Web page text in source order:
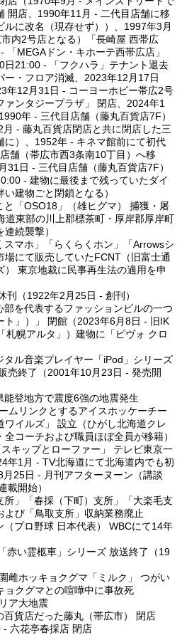
開店、1990年11月 - 二代目店舗に移
に改名（現存せず））、1997年3月
内2号店となる）「長崎屋 西帯広
MEGAドン・キホーテ西帯広店」
日21:00 - 「フクハラ」テナント退去
ー・フロア消滅、2023年12月17日
年12月31日 - コーヨーホビー帯広2号
ァンタジープラザ」 閉店、2024年1
年 - 三代目店舗（藤丸百貨店7F）
- 藤丸百貨店閉店と共に閉店した三
に）、1952年 - キネマ館前にて初代
舗（帯広市西3条南10丁目）へ移
31日 - 三代目店舗（藤丸百貨店7F）
- 建物に最後まで残っていたダイ
建物ごと閉鎖となる）
「OSO18」（雄ヒグマ） 捕獲・屠
東部の川上郡標茶町・厚岸郡厚岸町
続襲撃）
マホ」「らくらくホン」「Arrowsシ
場にて販売していたFCNT（旧富士通
） 東京地裁に民事再生法の適用を申
（1922年2月25日 - 創刊）
を代表するファッションビルの一つ
ト」）」 閉館（2023年6月8日 - 旧IK
札幌アルタ」）建物に「ピヴォ クロ
ル音楽プレイヤー「iPod」シリーズ
売終了（2001年10月23日 - 発売開
登地方で震度6強の地震発生
ムリンクとするアイスホッケーチー
ワイルズ」 設立（ひがし北海道クレ
コーチおよび職員ほぼ全員が移籍）
キップとローファー」 テレビ東京一
年1月 - TV北海道にて北海道内でも初
25日 - 月刊アフターヌーン（講談
載開始）
」「春採（下町）支所」「大楽毛支
び「鳥取支所」収納業務廃止
プロ野球 日本代表） WBCにて14年
赤い霊柩車」シリーズ 放送終了（19
雌ホッキョクグマ「ミルク」 つがい
ョクグマとの喧嘩中に事故死
ア大地震
貨店だった藤丸（帯広市） 閉店
六花亭春採店 閉店